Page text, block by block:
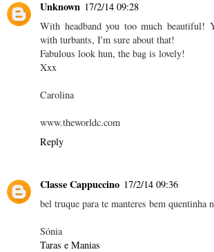
Unknown 17/2/14 09:28
With headband you too much beautiful!
with turbants, I'm sure about that!
Fabulous look hun, the bag is lovely!
Xxx
Carolina
www.theworldc.com
Reply
Classe Cappuccino 17/2/14 09:36
bel truque para te manteres bem quentinha
Sónia
Taras e Manias